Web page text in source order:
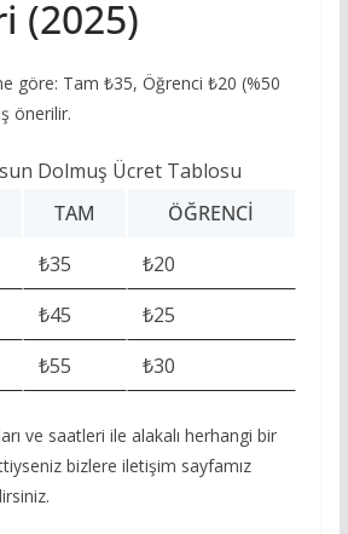
(2025)
göre: Tam ₺35, Öğrenci ₺20 (%50
önerilir.
Dolmuş Ücret Tablosu
TAM
ÖĞRENCI
₺35
₺20
₺45
₺25
₺55 ₺30
ve saatleri ile alakalı herhangi bir
bizlere iletişim sayfamız